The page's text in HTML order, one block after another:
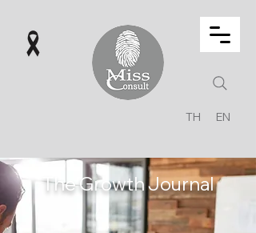
TH EN
The Growth Journal